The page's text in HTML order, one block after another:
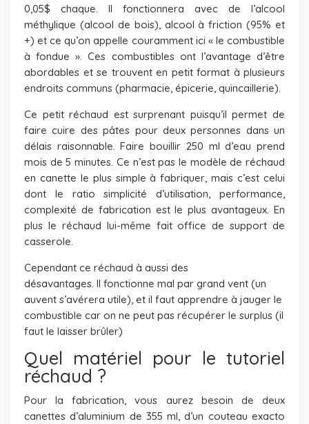
0,05$ chaque. Il fonctionnera avec de l’alcool
méthylique (alcool de bois), alcool à friction (95% et
+) et ce qu’on appelle couramment ici « le combustible
à fondue ». Ces combustibles ont l’avantage d’être
abordables et se trouvent en petit format à plusieurs
endroits communs (pharmacie, épicerie, quincaillerie).
Ce petit réchaud est surprenant puisqu’il permet de
faire cuire des pâtes pour deux personnes dans un
délais raisonnable. Faire bouillir 250 ml d’eau prend
mois de 5 minutes. Ce n’est pas le modèle de réchaud
en canette le plus simple à fabriquer, mais c’est celui
dont le ratio simplicité d’utilisation, performance,
complexité de fabrication est le plus avantageux. En
plus le réchaud lui-même fait office de support de
casserole.
Cependant ce réchaud à aussi des
désavantages. Il fonctionne mal par grand vent (un
auvent s’avérera utile), et il faut apprendre à jauger le
combustible car on ne peut pas récupérer le surplus (il
faut le laisser brûler)
Quel matériel pour le tutoriel
réchaud ?
Pour la fabrication, vous aurez besoin de deux
canettes d’aluminium de 355 ml, d’un couteau exacto